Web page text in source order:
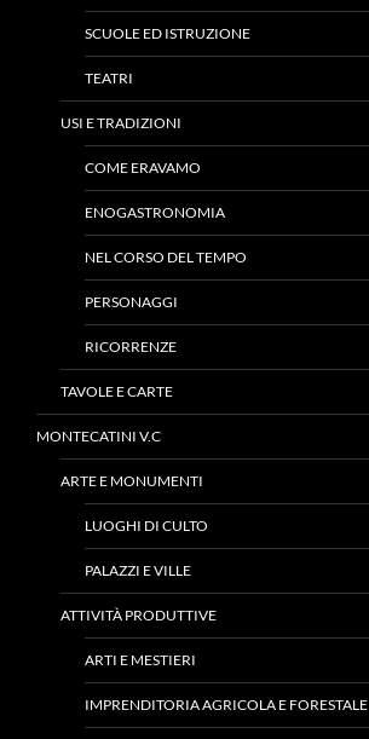
SCUOLE ED ISTRUZIONE
TEATRI
USI E TRADIZIONI
COME ERAVAMO
ENOGASTRONOMIA
NEL CORSO DEL TEMPO
PERSONAGGI
RICORRENZE
TAVOLE E CARTE
MONTECATINI V.C
ARTE E MONUMENTI
LUOGHI DI CULTO
PALAZZI E VILLE
ATTIVITÀ PRODUTTIVE
ARTI E MESTIERI
IMPRENDITORIA AGRICOLA E FORESTALE